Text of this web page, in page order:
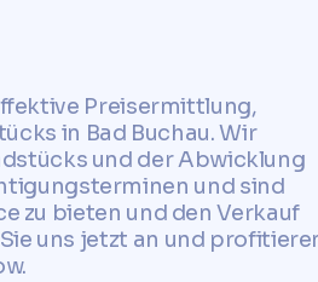
Preisermittlung,
in Bad Buchau. Wir
und der Abwicklung
und sind
zu bieten und den Verkauf
uns jetzt an und